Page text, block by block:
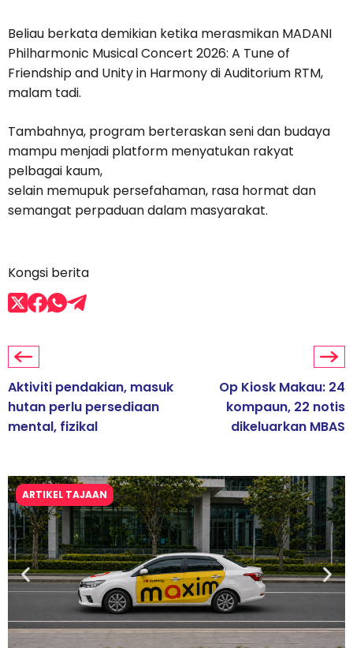
Beliau berkata demikian ketika merasmikan MADANI
Philharmonic Musical Concert 2026: A Tune of
Friendship and Unity in Harmony di Auditorium RTM,
malam tadi.
Tambahnya, program berteraskan seni dan budaya
mampu menjadi platform menyatukan rakyat
pelbagai kaum,
selain memupuk persefahaman, rasa hormat dan
semangat perpaduan dalam masyarakat.
Kongsi berita
Aktiviti pendakian, masuk
hutan perlu persediaan
mental, fizikal
Op Kiosk Makau: 24
kompaun, 22 notis
dikeluarkan MBAS
ARTIKEL TAJAAN